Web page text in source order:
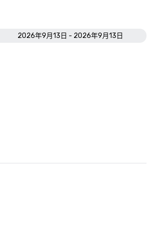
2026年9月13日 - 2026年9月13日